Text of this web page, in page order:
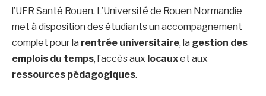
l’UFR Santé Rouen. L’Université de Rouen Normandie
met à disposition des étudiants un accompagnement
complet pour la rentrée universitaire, la gestion des
emplois du temps, l’accès aux locauxet aux
ressources pédagogiques.